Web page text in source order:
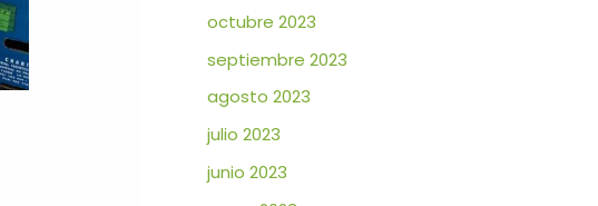
octubre 2023
septiembre 2023
agosto 2023
julio 2023
junio 2023